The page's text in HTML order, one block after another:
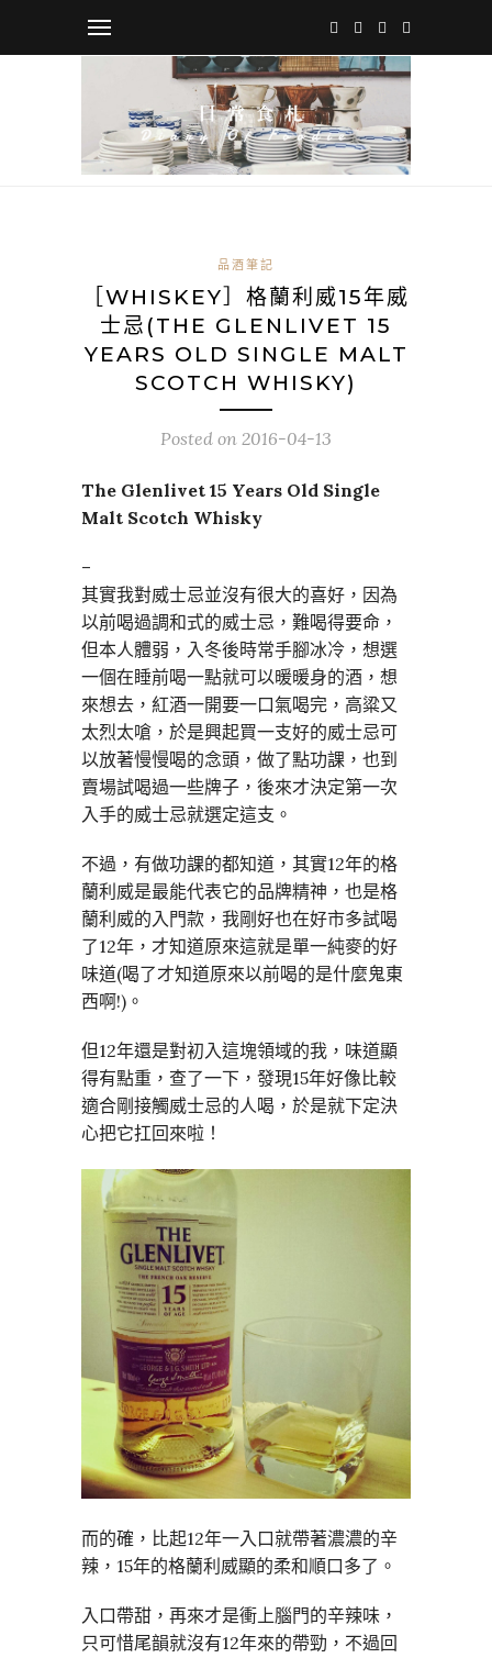
品酒筆記
［WHISKEY］格蘭利威15年威
士忌(THE GLENLIVET 15
YEARS OLD SINGLE MALT
SCOTCH WHISKY)
Posted on 2016-04-13
The Glenlivet 15 Years Old Single
Malt Scotch Whisky
–
其實我對威士忌並沒有很大的喜好，因為
以前喝過調和式的威士忌，難喝得要命，
但本人體弱，入冬後時常手腳冰冷，想選
一個在睡前喝一點就可以暖暖身的酒，想
來想去，紅酒一開要一口氣喝完，高粱又
太烈太嗆，於是興起買一支好的威士忌可
以放著慢慢喝的念頭，做了點功課，也到
賣場試喝過一些牌子，後來才決定第一次
入手的威士忌就選定這支。
不過，有做功課的都知道，其實12年的格
蘭利威是最能代表它的品牌精神，也是格
蘭利威的入門款，我剛好也在好市多試喝
了12年，才知道原來這就是單一純麥的好
味道(喝了才知道原來以前喝的是什麼鬼東
西啊!)。
但12年還是對初入這塊領域的我，味道顯
得有點重，查了一下，發現15年好像比較
適合剛接觸威士忌的人喝，於是就下定決
心把它扛回來啦！
而的確，比起12年一入口就帶著濃濃的辛
辣，15年的格蘭利威顯的柔和順口多了。
入口帶甜，再來才是衝上腦門的辛辣味，
只可惜尾韻就沒有12年來的帶勁，不過回